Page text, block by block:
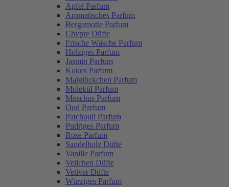
Apfel Parfum
Aromatisches Parfum
Bergamotte Parfum
Chypre Düfte
Frische Wäsche Parfum
Holziges Parfum
Jasmin Parfum
Kokos Parfum
Maiglöckchen Parfum
Molekül Parfum
Moschus Parfum
Oud Parfum
Patchouli Parfum
Pudriges Parfum
Rose Parfum
Sandelholz Düfte
Vanille Parfum
Veilchen Düfte
Vetiver Düfte
Würziges Parfum